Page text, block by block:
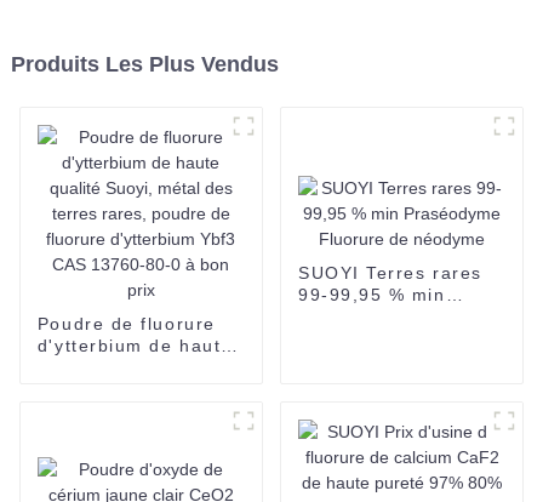
Produits Les Plus Vendus
Poudre de fluorure
d'ytterbium de haute
d'ytterbium Ybf3 CAS
13760-80-0 à bon
prix
SUOYI Terres rares
99-99,95 % min